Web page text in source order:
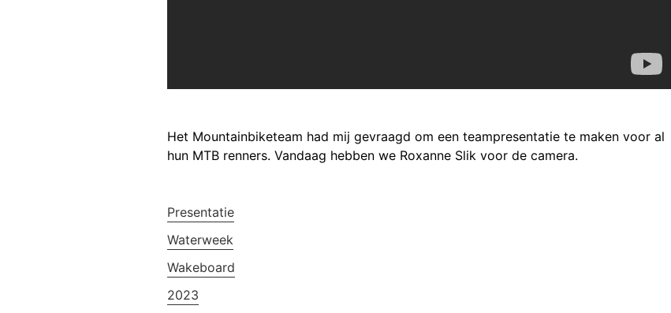
Het Mountainbiketeam had mij gevraagd om een teampresentatie te maken voor al
hun MTB renners. Vandaag hebben we Roxanne Slik voor de camera.
Presentatie
Waterweek
Wakeboard
2023